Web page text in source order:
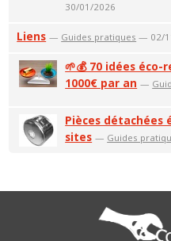
30/01/2026
Liens — Guides pratiques — 02/
🌱💰 70 idées
1000€ par an —
Pièces détachées
sites — Guides